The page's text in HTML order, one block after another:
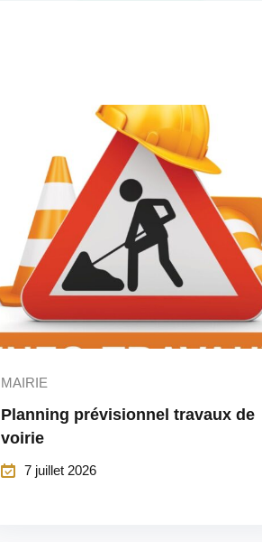
MAIRIE
Planning prévisionnel travaux de
voirie
7 juillet 2026